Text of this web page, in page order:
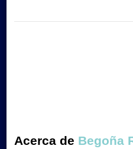
Acerca de Begoña